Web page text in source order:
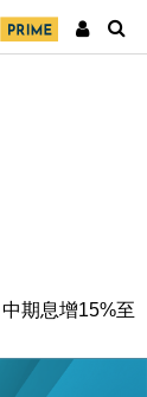
期息增15%至
看好貿易